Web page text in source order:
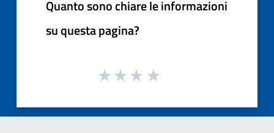
Quanto sono chiare le informazioni
su questa pagina?